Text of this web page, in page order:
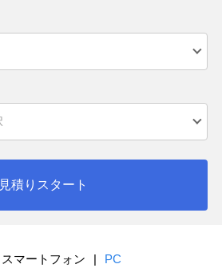
見積りスタート
スマートフォン | PC